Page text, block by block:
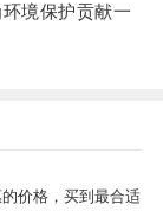
境保护贡献一
价格，买到最合适